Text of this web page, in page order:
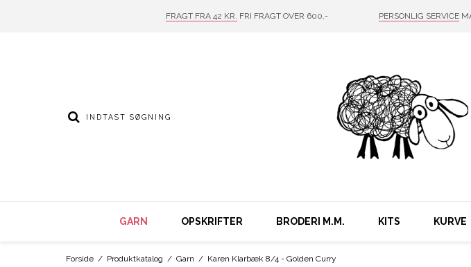
FRAGT FRA 42 KR. FRI FRAGT OVER 600,- PERSONLIG SERVICE
GARN OPSKRIFTER BRODERI M.M. KITS KURVE
Forside / Produktkatalog / Garn / Karen Klarbæk 8/4 - Golden Curry